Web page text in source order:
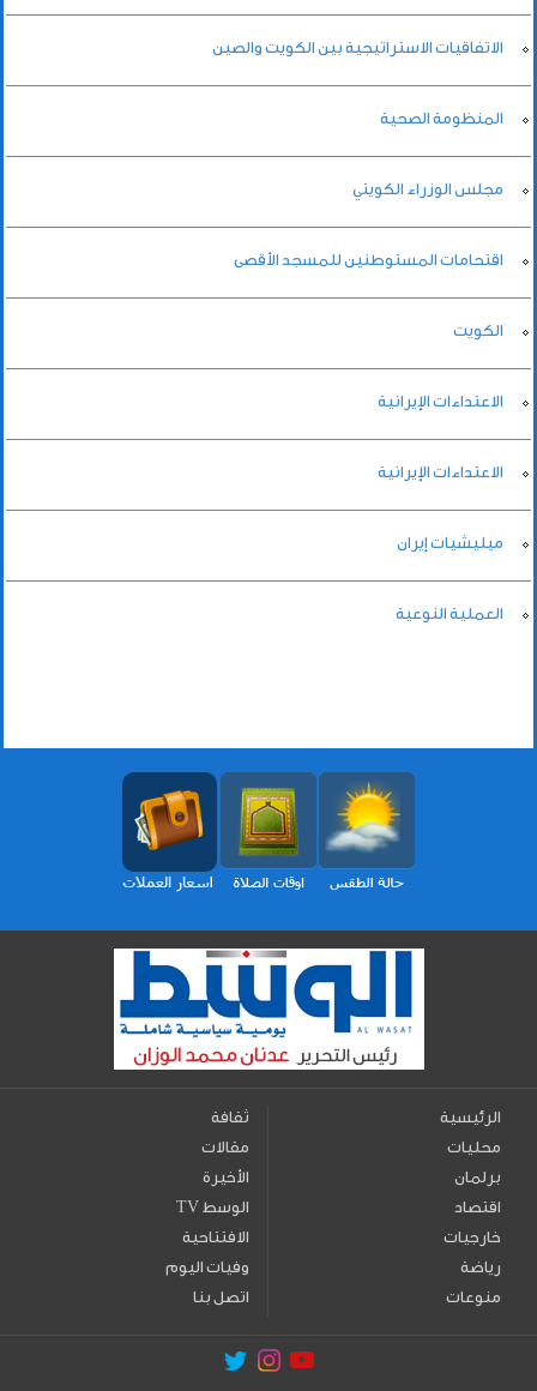
الاتفاقيات الاستراتيجية بين الكويت والصين
المنظومة الصحية
مجلس الوزراء الكويتي
اقتحامات المستوطنين للمسجد الأقصى
الكويت
الاعتداءات الإيرانية
الاعتداءات الإيرانية
ميليشيات إيران
العملية النوعية
الرئيسية
محليات
برلمان
اقتصاد
خارجيات
رياضة
منوعات
ثقافة
مقالات
الأخيرة
TV الوسط
الافتتاحية
وفيات اليوم
اتصل بنا